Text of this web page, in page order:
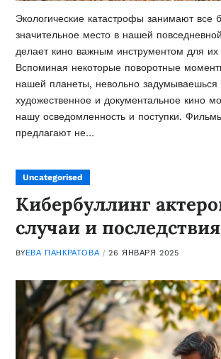
Экологические катастрофы занимают все
значительное место в нашей
делает кино важным инструментом для
Вспоминая некоторые поворотные
нашей планеты, невольно задумываешься
художественное и документальное кино
нашу осведомленность и поступки.
предлагают не…
Uncategorised
Кибербуллинг
случаи и последствия
BY ЕВА ПАНКРАТОВА 26 ЯНВАРЯ 2025